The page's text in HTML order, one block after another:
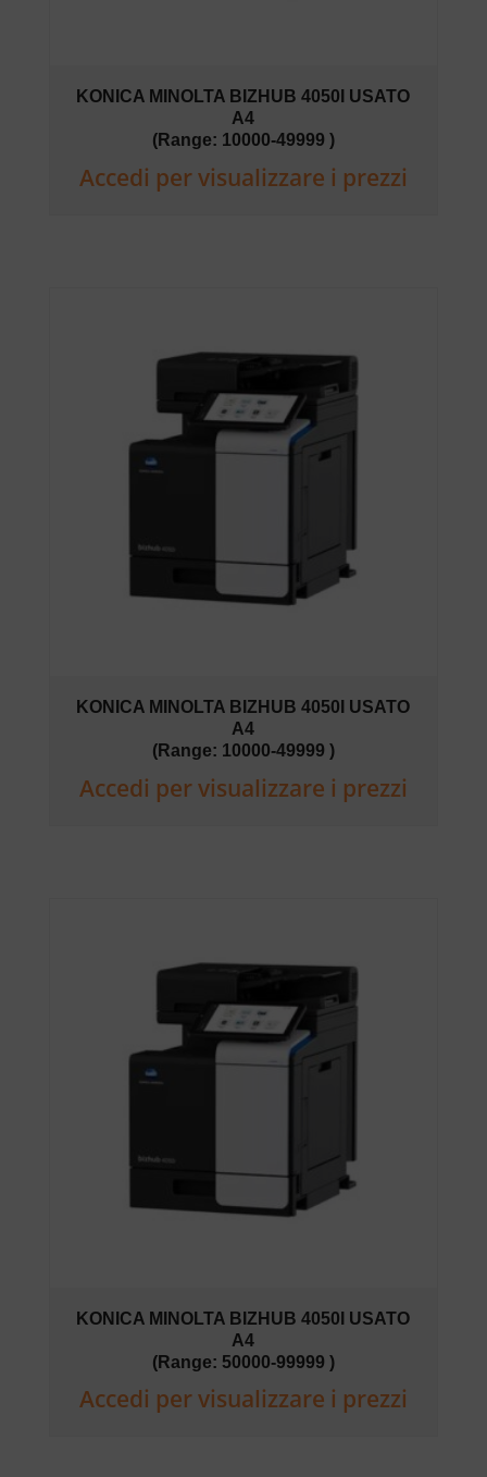
KONICA MINOLTA BIZHUB 4050I USATO
A4
(Range: 10000-49999 )
Accedi per visualizzare i prezzi
KONICA MINOLTA BIZHUB 4050I USATO
A4
(Range: 10000-49999 )
Accedi per visualizzare i prezzi
KONICA MINOLTA BIZHUB 4050I USATO
A4
(Range: 50000-99999 )
Accedi per visualizzare i prezzi